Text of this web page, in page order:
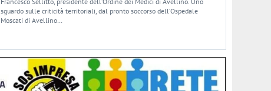
sguardo sulle criticità territoriali, dal pronto soccorso dell’Ospedale
Moscati di Avellino…